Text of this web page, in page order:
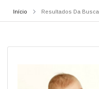
Início Resultados Da Busca